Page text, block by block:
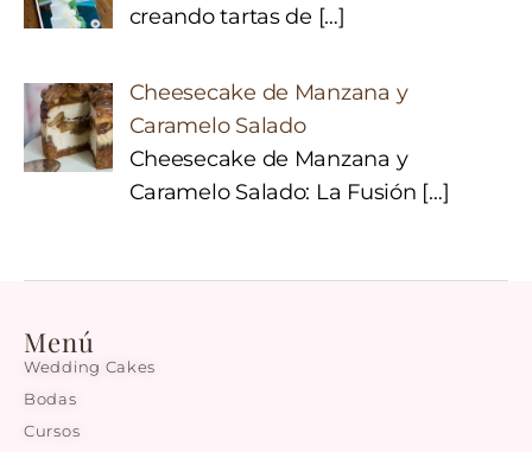
creando tartas de […]
Cheesecake de Manzana y
Caramelo Salado
Cheesecake de Manzana y
Caramelo Salado: La Fusión […]
Menú
Wedding Cakes
Bodas
Cursos